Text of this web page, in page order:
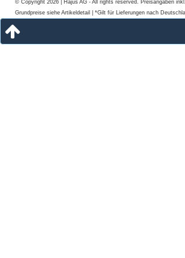
© Copyright 2026 | Hajus AG - All rights reserved. Preisangaben
Grundpreise siehe Artikeldetail | *Gilt für Lieferungen nach